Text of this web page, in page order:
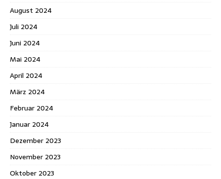
August 2024
Juli 2024
Juni 2024
Mai 2024
April 2024
März 2024
Februar 2024
Januar 2024
Dezember 2023
November 2023
Oktober 2023